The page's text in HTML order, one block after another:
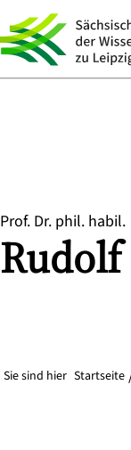
Prof. Dr. phil. habil.
Rudolf
Sie sind hier Startseite